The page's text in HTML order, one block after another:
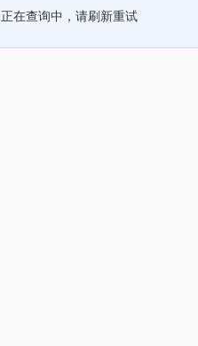
正在查询中，请刷新重试